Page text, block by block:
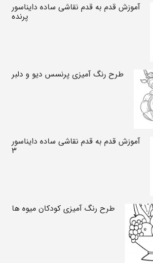
آموزش قدم به قدم نقاشی ساده دایناسور
پرنده
طرح رنگ آمیزی پرنسس دیو و دلبر
آموزش قدم به قدم نقاشی ساده دایناسور
۳
طرح رنگ آمیزی کودکان میوه ها